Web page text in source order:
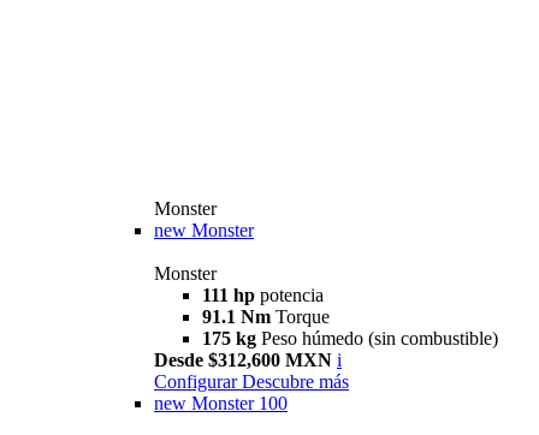
Monster
new Monster
Monster
111 hp potencia
91.1 Nm Torque
175 kg Peso húmedo (sin combustible)
Desde $312,600 MXN i
Configurar Descubre más
new Monster 100